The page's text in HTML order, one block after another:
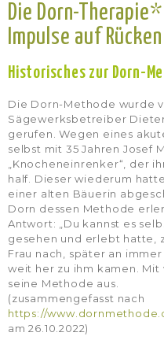
Die Dorn-
Impulse auf
Historisches zur Dorn-
Die Dorn-Methode wurde
Sägewerksbetreiber Dieter
gerufen. Wegen eines
selbst mit 35 Jahren Josef
„Knocheneinrenker“, der
half. Dieser wiederum
einer alten Bäuerin
Dorn dessen Methode
Antwort: „Du kannst es
gesehen und erlebt hatte,
Frau nach, später an
weit her zu ihm kamen.
seine Methode aus.
(zusammengefasst nach
https://
am 26.10.2022)